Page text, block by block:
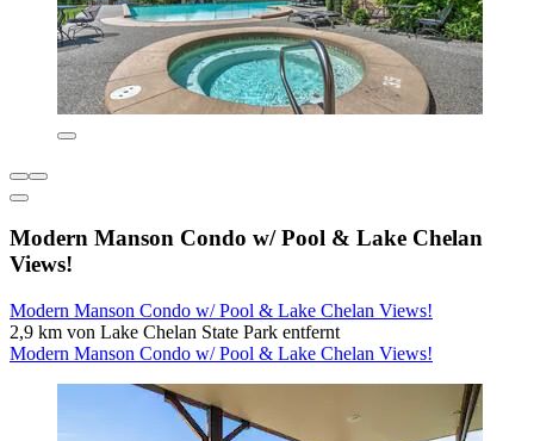
Modern Manson Condo w/ Pool & Lake Chelan
Views!
Modern Manson Condo w/ Pool & Lake Chelan Views!
2,9 km von Lake Chelan State Park entfernt
Modern Manson Condo w/ Pool & Lake Chelan Views!